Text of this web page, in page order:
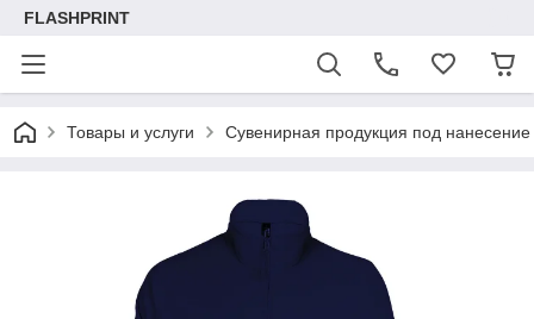
FLASHPRINT
Товары и услуги Сувенирная продукция под нанесение